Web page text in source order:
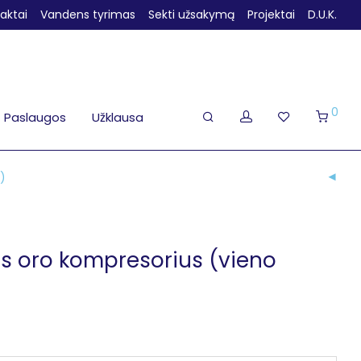
Vandens tyrimas Sekti užsakymą Projektai D.U.K.
Paslaugos Užklausa 0
oro kompresorius (vieno